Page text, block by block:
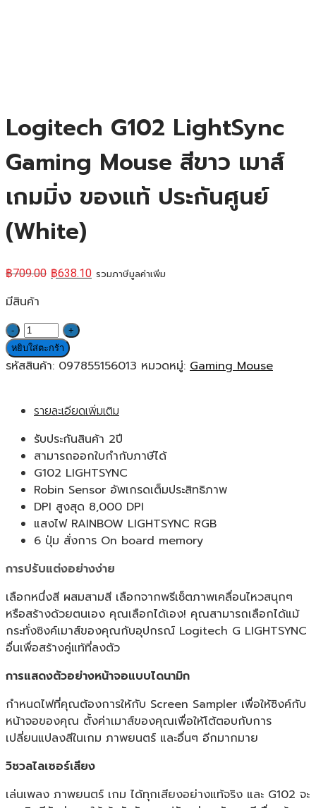
Logitech G102 LightSync
Gaming Mouse สีขาว เมาส์
เกมมิ่ง ของแท้ ประกันศูนย์
(White)
฿709.00 ฿638.10 รวมภาษีมูลค่าเพิ่ม
มีสินค้า
จำนวน
Logitech
G102
Mouse
ขาว
เมาส์
เกม
มิ่ง
ของ
แท้
ประกัน
ศูนย์
ชิ้น
หยิบใส่ตะกร้า
รหัสสินค้า: 097855156013 หมวดหมู่: Gaming Mouse
รายละเอียดเพิ่มเติม
รับประกันสินค้า 2ปี
สามารถออกใบกำกับภาษีได้
G102 LIGHTSYNC
Robin Sensor อัพเกรดเต็มประสิทธิภาพ
DPI สูงสุด 8,000 DPI
แสงไฟ RAINBOW LIGHTSYNC RGB
6 ปุ่ม สั่งการ On board memory
การปรับแต่งอย่างง่าย
เลือกหนึ่งสี ผสมสามสี เลือกจากพรีเซ็ตภาพเคลื่อนไหวสนุกๆ
หรือสร้างด้วยตนเอง คุณเลือกได้เอง! คุณสามารถเลือกได้แม้
กระทั่งซิงค์เมาส์ของคุณกับอุปกรณ์ Logitech G LIGHTSYNC
อื่นเพื่อสร้างคู่แท้ที่ลงตัว
การแสดงตัวอย่างหน้าจอแบบไดนามิก
กำหนดไฟที่คุณต้องการให้กับ Screen Sampler เพื่อให้ซิงค์กับ
หน้าจอของคุณ ตั้งค่าเมาส์ของคุณเพื่อให้โต้ตอบกับการ
เปลี่ยนแปลงสีในเกม ภาพยนตร์ และอื่นๆ อีกมากมาย
วิชวลไลเซอร์เสียง
เล่นเพลง ภาพยนตร์ เกม ได้ทุกเสียงอย่างแท้จริง และ G102 จะ